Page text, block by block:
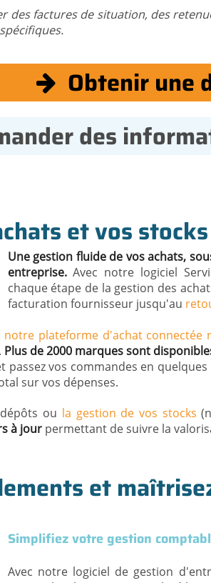
des factures de situation, des
Obtenir une
des
et vos
Une gestion fluide de vos achats,
entreprise.Avec notre logiciel
chaque étape de la gestion des
facturation fournisseur jusqu'au
notre plateforme d'achat connectée
. Plus de 2000 marques sont
vos commandes en
sur vos dépenses.
ou la gestion de vos stocks
à jour permettant de suivre la
et
Simplifiez votre gestion
Avec notre logiciel de gestion